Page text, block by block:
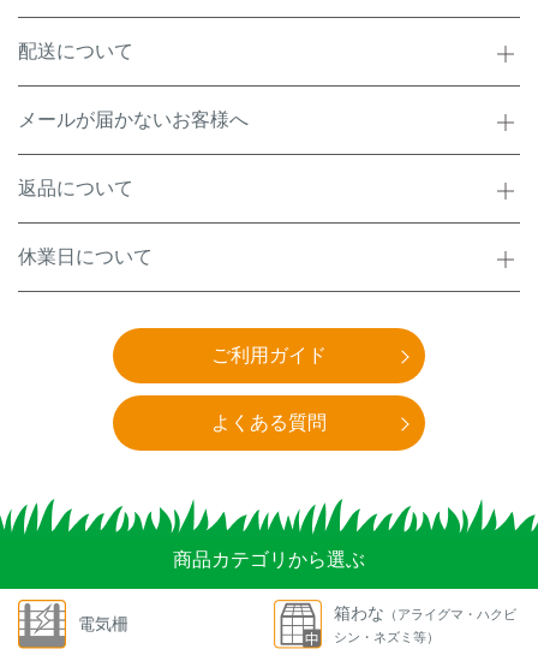
配送について
メールが届かないお客様へ
返品について
休業日について
ご利用ガイド
よくある質問
商品カテゴリから選ぶ
電気柵
箱わな （アライグマ・ハクビ
シン・ネズミ等）